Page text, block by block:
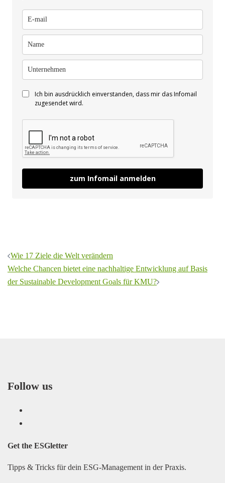
Ich bin ausdrücklich einverstanden, dass mir das Infomail
zugesendet wird.
zum Infomail anmelden
Beitragsnavigation
Wie 17 Ziele die Welt verändern
Welche Chancen bietet eine nachhaltige Entwicklung auf Basis
der Sustainable Development Goals für KMU?
Follow us
Get the ESGletter
Tipps & Tricks für dein ESG-Management in der Praxis.